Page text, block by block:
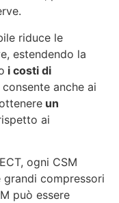
riduce le
estendendo la
i costi di
anche ai
un
ai
ogni CSM
grandi compressori
può essere